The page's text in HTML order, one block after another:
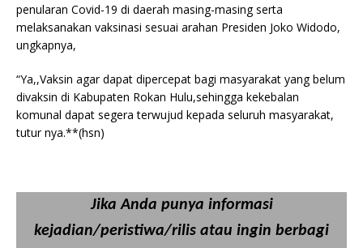
penularan Covid-19 di daerah masing-masing serta
melaksanakan vaksinasi sesuai arahan Presiden Joko Widodo,
ungkapnya,
“Ya,,Vaksin agar dapat dipercepat bagi masyarakat yang belum
divaksin di Kabupaten Rokan Hulu,sehingga kekebalan
komunal dapat segera terwujud kepada seluruh masyarakat,
tutur nya.**(hsn)
Jika Anda punya informasi
kejadian/peristiwa/rilis atau ingin berbagi